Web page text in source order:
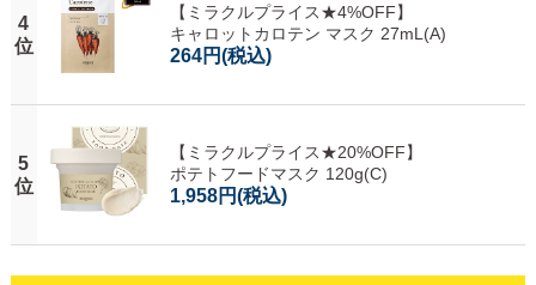
4
位
【ミラクルプライス★4%OFF】
キャロットカロテン マスク 27mL(A)
264円(税込)
5
位
【ミラクルプライス★20%OFF】
ポテトフードマスク 120g(C)
1,958円(税込)